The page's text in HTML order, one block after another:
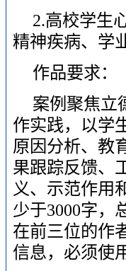
2.高校学生
精神疾病、学
作品要求：
案例聚焦立
作实践，以学
原因分析、教
果跟踪反馈、
义、示范作用
少于3000字，
在前三位的作
信息，必须使